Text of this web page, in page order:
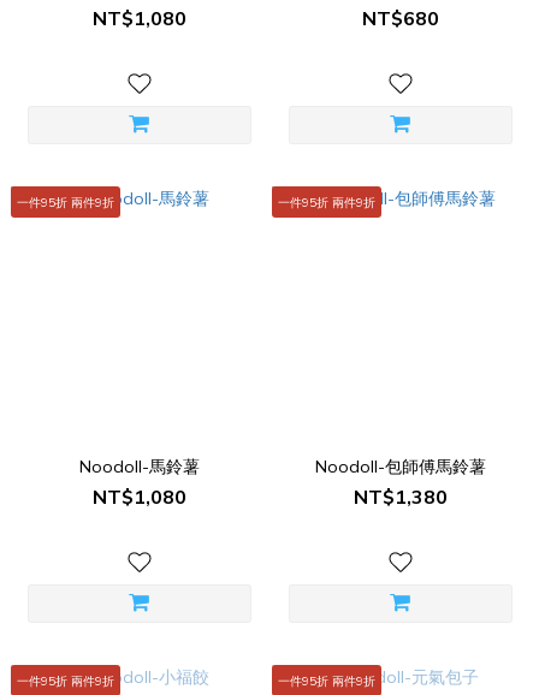
NT$1,080 NT$680
一件95折 兩件9折
Noodoll-馬鈴薯
NT$1,080
一件95折 兩件9折
Noodoll-包師傅馬鈴薯
NT$1,380
一件95折 兩件9折 一件95折 兩件9折